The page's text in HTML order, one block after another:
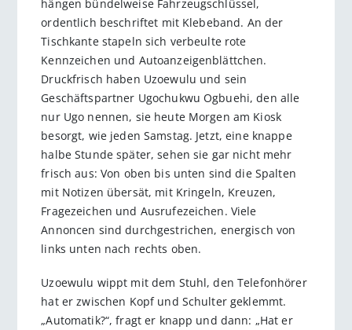
hängen bündelweise Fahrzeugschlüssel,
ordentlich beschriftet mit Klebeband. An der
Tischkante stapeln sich verbeulte rote
Kennzeichen und Autoanzeigenblättchen.
Druckfrisch haben Uzoewulu und sein
Geschäftspartner Ugochukwu Ogbuehi, den alle
nur Ugo nennen, sie heute Morgen am Kiosk
besorgt, wie jeden Samstag. Jetzt, eine knappe
halbe Stunde später, sehen sie gar nicht mehr
frisch aus: Von oben bis unten sind die Spalten
mit Notizen übersät, mit Kringeln, Kreuzen,
Fragezeichen und Ausrufezeichen. Viele
Annoncen sind durchgestrichen, energisch von
links unten nach rechts oben.
Uzoewulu wippt mit dem Stuhl, den Telefonhörer
hat er zwischen Kopf und Schulter geklemmt.
„Automatik?“, fragt er knapp und dann: „Hat er